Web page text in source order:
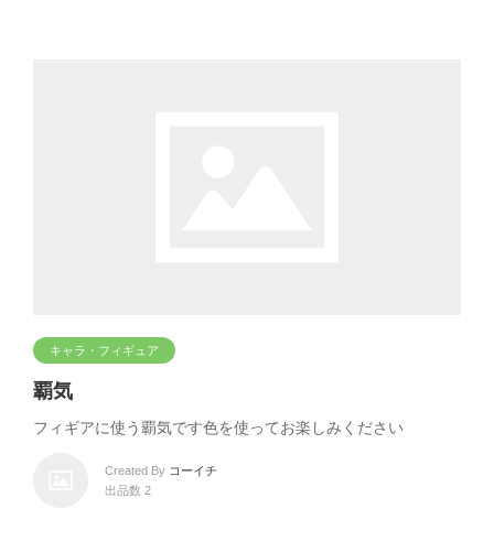
キャラ・フィギュア
覇気
フィギアに使う覇気です色を使ってお楽しみください
Created By コーイチ
出品数 2